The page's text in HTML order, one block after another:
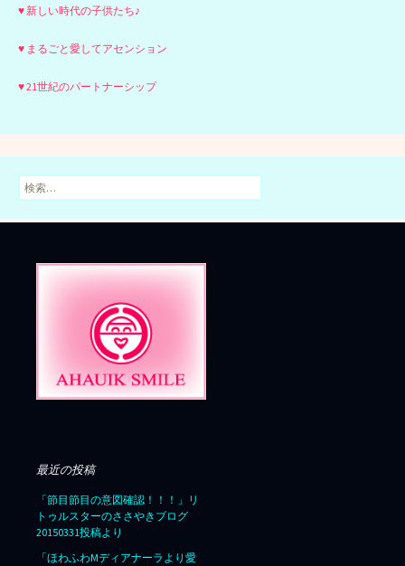
♥ 新しい時代の子供たち♪
♥ まるごと愛してアセンション
♥ 21世紀のパートナーシップ
検
索:
最近の投稿
「節目節目の意図確認！！！」リ
トゥルスターのささやきブログ
20150331投稿より
「ほわふわMディアナーラより愛